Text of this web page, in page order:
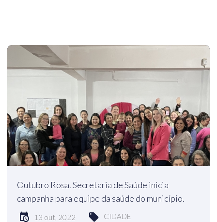
Outubro Rosa. Secretaria de Saúde inicia
campanha para equipe da saúde do município.
13 out, 2022 CIDADE